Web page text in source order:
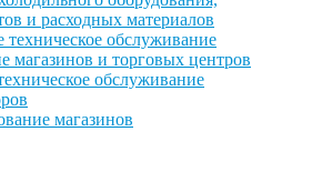
и расходных материалов
техническое обслуживание
магазинов и торговых центров
обслуживание
магазинов